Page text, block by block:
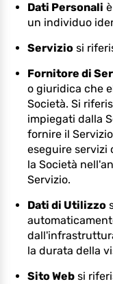
Dati Personali
un individuo
Servizio si
Fornitore di
o giuridica che
Società. Si
impiegati dalla
fornire il
eseguire servizi
la Società
Servizio.
Dati di Utilizzo
la durata della
Sito Web si